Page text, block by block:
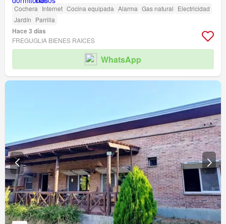
Cochera Internet Cocina equipada Alarma Gas natural Electricidad
Jardín Parrilla
Hace 3 días
FREGUGLIA BIENES RAICES
WhatsApp